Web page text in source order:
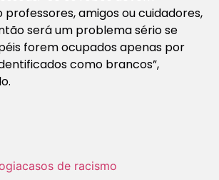
amigos ou cuidadores,
será um problema sério se
forem ocupados apenas por
como brancos”,
casos de racismo